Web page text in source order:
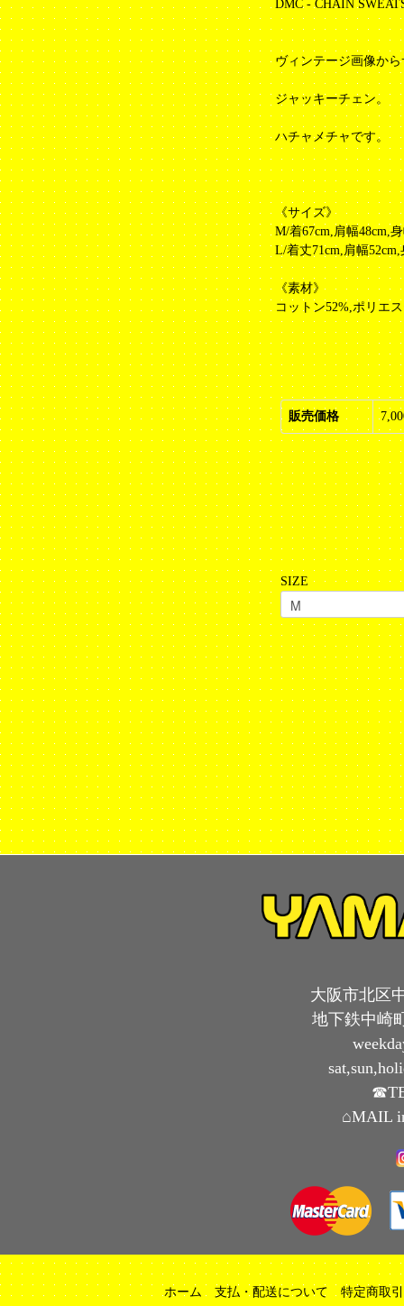
DMC - CHAIN
ヴィンテージ画像か
ジャッキーチェン。
ハチャメチャです。
《サイズ》
M/着67cm,肩幅48cm,
L/着丈71cm,肩幅52cm,
《素材》
コットン52%,ポリエ
販売価格
SIZE
大阪市北区
地下鉄中崎
⌂MAIL
ホーム 支払・配送について
特定商取